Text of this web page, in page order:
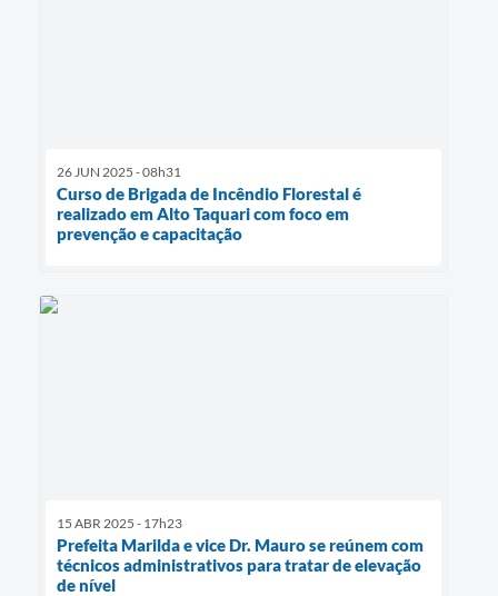
26 JUN 2025 - 08h31
Curso de Brigada de Incêndio Florestal é
realizado em Alto Taquari com foco em
prevenção e capacitação
15 ABR 2025 - 17h23
Prefeita Marilda e vice Dr. Mauro se reúnem com
técnicos administrativos para tratar de elevação
de nível